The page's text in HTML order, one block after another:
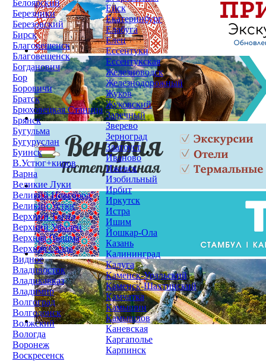
Белоярский
Березники
Березовский
Бирск
Благовещенск
Благовещенск
Богданович
Бор
Боровичи
Братск
Брюховецкая Станица
Брянск
Бугульма
Бугуруслан
Буинск
В.Устюг+киров
Варна
Великие Луки
Великий Новгород
Великий Устюг
Верхний Тагил
Верхний Уфалей
Верхняя Пышма
Верхняя Салда
Видное
Владивосток
Владикавказ
Владимир
Волгоград
Волгодонск
Волжский
Вологда
Воронеж
Воскресенск
Ейск
Екатеринбург
Елабуга
Елец
Ессентуки
Ессентукская
Железноводск
Железнодорожный
Жуков
Жуковский
Заречный
Зверево
Зерноград
Златоуст
Иваново
Ижевск
Изобильный
Ирбит
Иркутск
Истра
Ишим
Йошкар-Ола
Казань
Калининград
Калуга
Каменск-Уральский
Каменск-Шахтинский
Камчатка
Камышин
Камышлов
Каневская
Каргаполье
Карпинск